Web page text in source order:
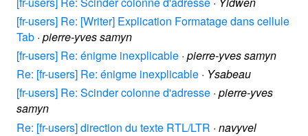
[fr-users] Re: [Writer] Explication Formatage dans cellule
Tab · pierre-yves samyn
[fr-users] Re: énigme inexplicable · pierre-yves samyn
Re: [fr-users] Re: énigme inexplicable · Ysabeau
[fr-users] Re: Scinder colonne d'adresse · pierre-yves
samyn
Re: [fr-users] direction du texte RTL/LTR · navyvel